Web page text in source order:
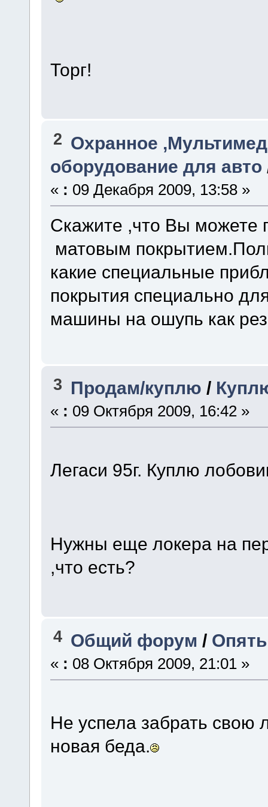
Торг!
2 Охранное
оборудование для авто
« : 09 Декабря 2009, 13:58 »
Скажите ,что Вы можете
матовым
какие специальные
покрытия специально
машины на ошупь как
3 Продам/куплю /
« : 09 Октября 2009, 16:42 »
Легаси 95г. Куплю
Нужны еще локера на
,что есть?
4 Общий форум /
« : 08 Октября 2009, 21:01 »
Не успела забрать свою
новая беда.